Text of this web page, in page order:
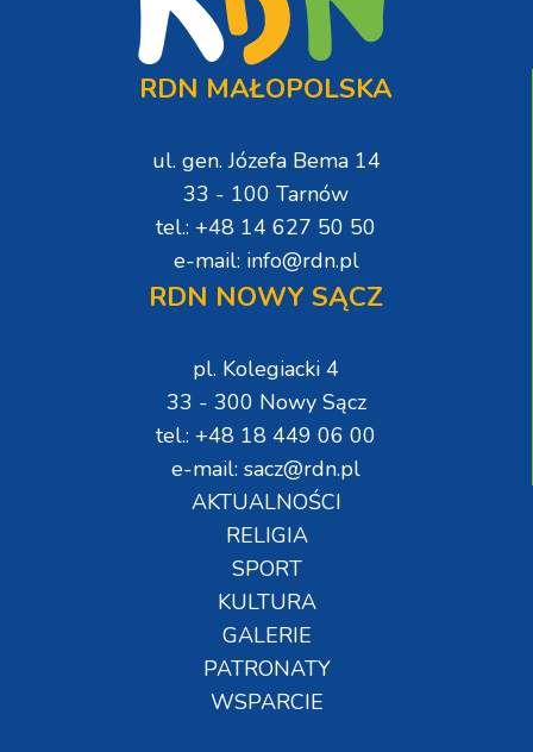
RDN MAŁOPOLSKA
ul. gen. Józefa Bema 14
33 - 100 Tarnów
tel.: +48 14 627 50 50
e-mail: info@rdn.pl
RDN NOWY SĄCZ
pl. Kolegiacki 4
33 - 300 Nowy Sącz
tel.: +48 18 449 06 00
e-mail: sacz@rdn.pl
AKTUALNOŚCI
RELIGIA
SPORT
KULTURA
GALERIE
PATRONATY
WSPARCIE